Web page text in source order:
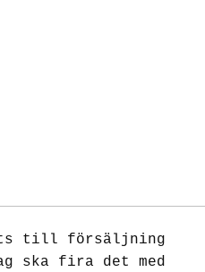
till försäljning
ska fira det med